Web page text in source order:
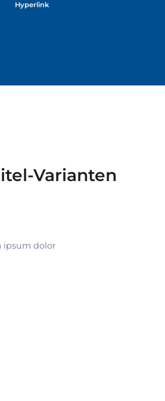
Hyperlink
Varianten
ipsum dolor